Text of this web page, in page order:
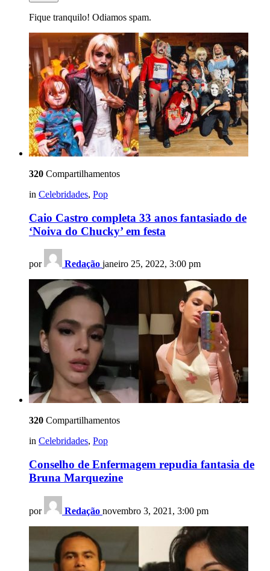
Fique tranquilo! Odiamos spam.
320 Compartilhamentos
in Celebridades, Pop
Caio Castro completa 33 anos fantasiado de
‘Noiva do Chucky’ em festa
por Redação janeiro 25, 2022, 3:00 pm
320 Compartilhamentos
in Celebridades, Pop
Conselho de Enfermagem repudia fantasia de
Bruna Marquezine
por Redação novembro 3, 2021, 3:00 pm